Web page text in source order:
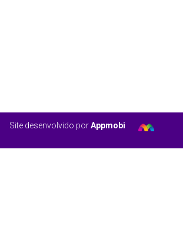
Site desenvolvido porAppmobi